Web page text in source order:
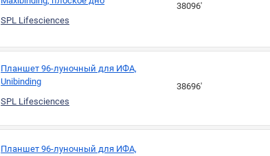
SPL Lifesciences
38096'
Планшет 96-луночный для ИФА,
Unibinding
SPL Lifesciences
38696'
Планшет 96-луночный для ИФА,